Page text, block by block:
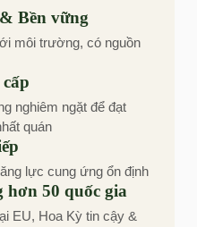
Bền vững
môi trường, có nguồn
nghiêm ngặt để đạt
quán
lực cung ứng ổn định
hơn 50 quốc gia
EU, Hoa Kỳ tin cậy &